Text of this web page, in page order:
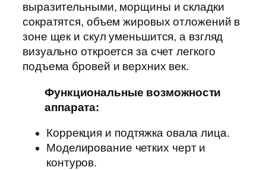
выразительными, морщины и складки
сократятся, объем жировых отложений в
зоне щек и скул уменьшится, а взгляд
визуально откроется за счет легкого
подъема бровей и верхних век.
Функциональные возможности
аппарата:
Коррекция и подтяжка овала лица.
Моделирование четких черт и
контуров.